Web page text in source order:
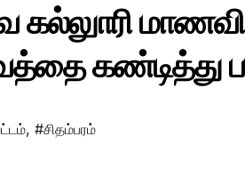
கண்டித்து
, #சிதம்பரம்